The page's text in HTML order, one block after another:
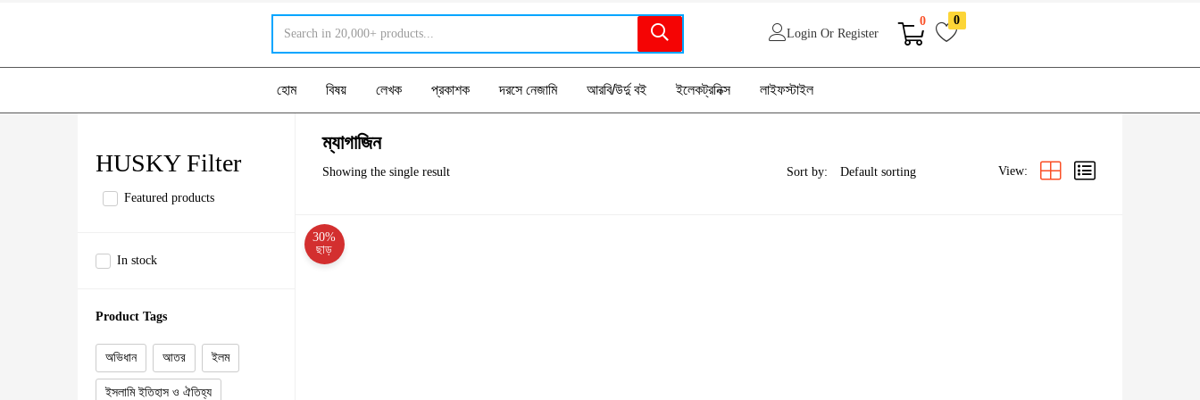
Login Or Register
0 0
হোম বিষয় লেখক প্রকাশক দরসে নেজামি আরবি/উর্দু বই ইলেকট্রনিক্স লাইফস্টাইল
HUSKY Filter
Featured products
In stock
Product Tags
অভিধান আতর ইলম
ইসলামি ইতিহাস ও ঐতিহ্য
ম্যাগাজিন
Showing the single result Sort by: View:
30%
ছাড়